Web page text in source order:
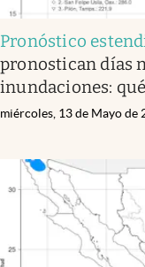
Pronóstico
pronostican días
inundaciones:
miércoles, 13 de Mayo de